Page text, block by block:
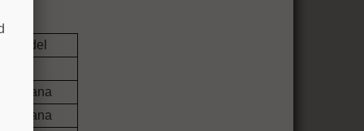
Zundel
Fontana
Fontana